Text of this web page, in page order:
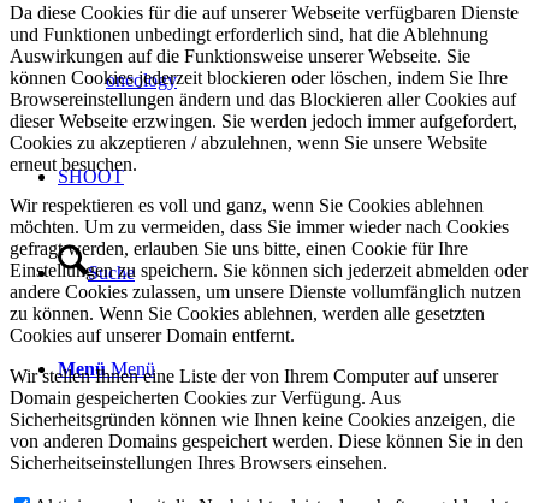
oncology
SHOOT
Suche
Menü Menü
Da diese Cookies für die auf unserer Webseite verfügbaren Dienste
und Funktionen unbedingt erforderlich sind, hat die Ablehnung
Auswirkungen auf die Funktionsweise unserer Webseite. Sie
können Cookies jederzeit blockieren oder löschen, indem Sie Ihre
Browsereinstellungen ändern und das Blockieren aller Cookies auf
dieser Webseite erzwingen. Sie werden jedoch immer aufgefordert,
Cookies zu akzeptieren / abzulehnen, wenn Sie unsere Website
erneut besuchen.
Wir respektieren es voll und ganz, wenn Sie Cookies ablehnen
möchten. Um zu vermeiden, dass Sie immer wieder nach Cookies
gefragt werden, erlauben Sie uns bitte, einen Cookie für Ihre
Einstellungen zu speichern. Sie können sich jederzeit abmelden oder
andere Cookies zulassen, um unsere Dienste vollumfänglich nutzen
zu können. Wenn Sie Cookies ablehnen, werden alle gesetzten
Cookies auf unserer Domain entfernt.
Wir stellen Ihnen eine Liste der von Ihrem Computer auf unserer
Domain gespeicherten Cookies zur Verfügung. Aus
Sicherheitsgründen können wie Ihnen keine Cookies anzeigen, die
von anderen Domains gespeichert werden. Diese können Sie in den
Sicherheitseinstellungen Ihres Browsers einsehen.